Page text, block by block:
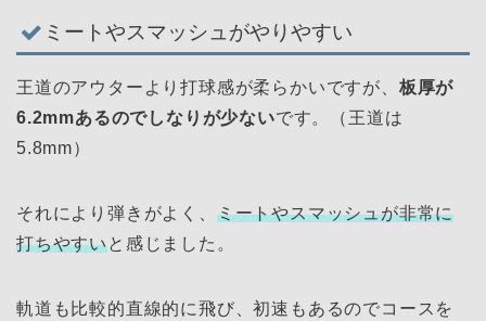
ミートやスマッシュがやりやすい
王道のアウターより打球感が柔らかいですが、 板厚が
6.2mmあるのでしなりが少ないです。（王道は
5.8mm）
それにより弾きがよく、 ミートやスマッシュが非常に
打ちやすいと感じました。
軌道も比較的直線的に飛び、初速もあるのでコースを